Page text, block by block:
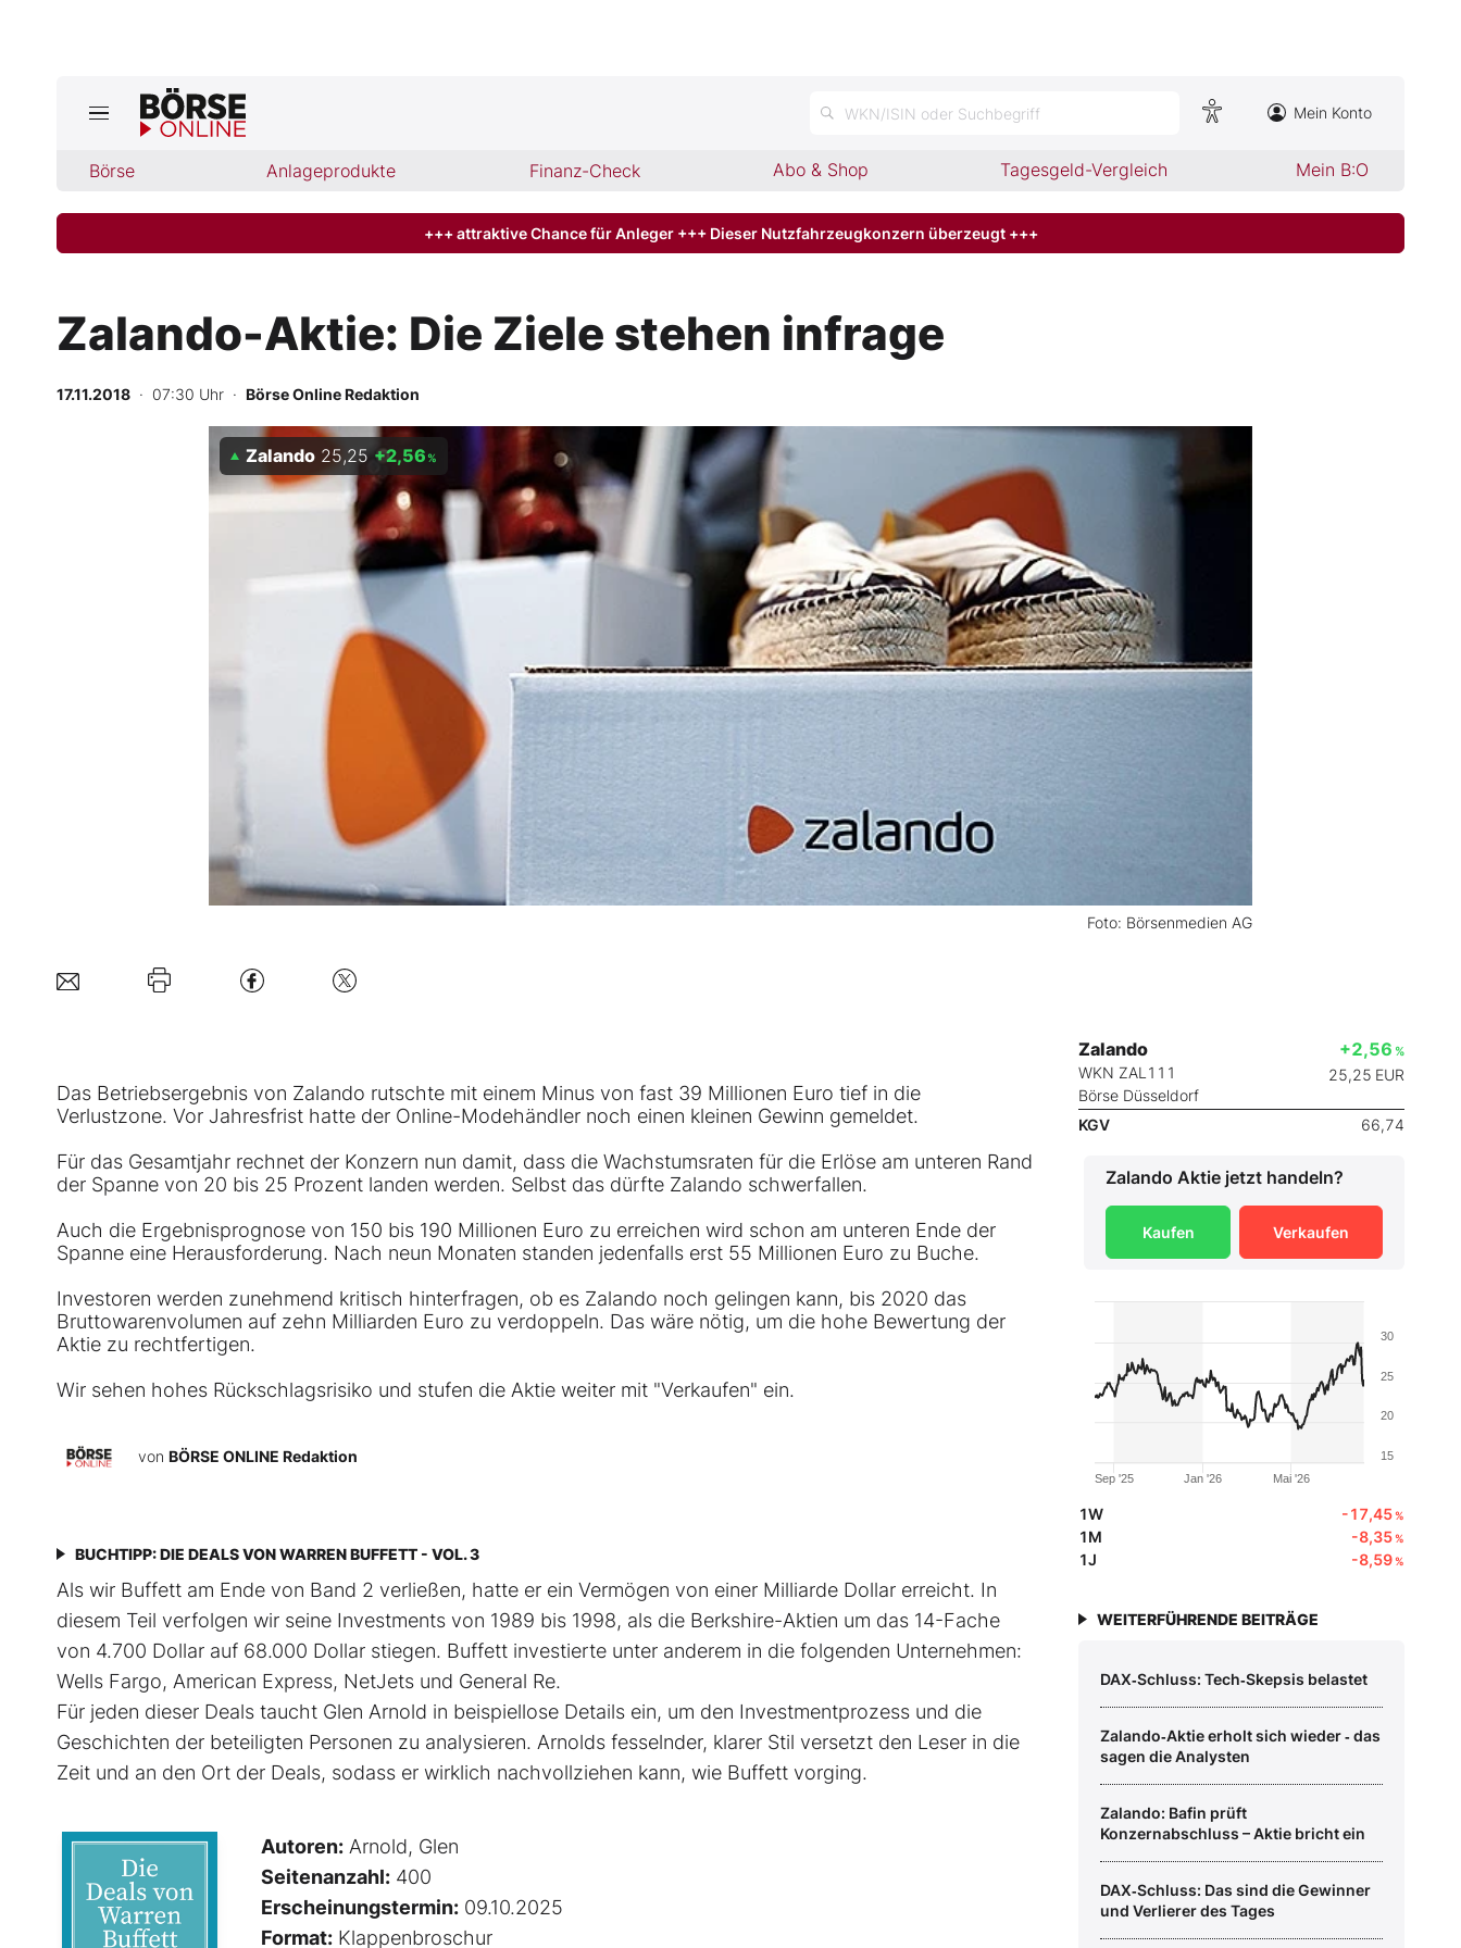
WKN/ISIN oder Suchbegriff Mein Konto
Börse Anlageprodukte Finanz-Check Abo & Shop Tagesgeld-Vergleich Mein B:O
Jetzt aktuelle Ausgabe BÖRSE ONLINE lesen
Finanz-Check
Abo & Shop
BO-Musterdepots
+++ attraktive Chance für Anleger +++ Dieser Nutzfahrzeugkonzern überzeugt +++
Zalando-Aktie: Die Ziele stehen infrage
17.11.2018 · 07:30 Uhr · Börse Online Redaktion
Foto: Börsenmedien AG
Zalando 25,25 +2,56 %
Das Betriebsergebnis von Zalando rutschte mit einem Minus von fast 39 Millionen Euro tief in die
Verlustzone. Vor Jahresfrist hatte der Online-Modehändler noch einen kleinen Gewinn gemeldet.
Für das Gesamtjahr rechnet der Konzern nun damit, dass die Wachstumsraten für die Erlöse am unteren Rand
der Spanne von 20 bis 25 Prozent landen werden. Selbst das dürfte Zalando schwerfallen.
Auch die Ergebnisprognose von 150 bis 190 Millionen Euro zu erreichen wird schon am unteren Ende der
Spanne eine Herausforderung. Nach neun Monaten standen jedenfalls erst 55 Millionen Euro zu Buche.
Investoren werden zunehmend kritisch hinterfragen, ob es Zalando noch gelingen kann, bis 2020 das
Bruttowarenvolumen auf zehn Milliarden Euro zu verdoppeln. Das wäre nötig, um die hohe Bewertung der
Aktie zu rechtfertigen.
Wir sehen hohes Rückschlagsrisiko und stufen die Aktie weiter mit "Verkaufen" ein.
von BÖRSE ONLINE Redaktion
BUCHTIPP: DIE DEALS VON WARREN BUFFETT - VOL. 3
Als wir Buffett am Ende von Band 2 verließen, hatte er ein Vermögen von einer Milliarde Dollar erreicht. In
diesem Teil verfolgen wir seine Investments von 1989 bis 1998, als die Berkshire-Aktien um das 14-­Fache
von 4.700 Dollar auf 68.000 Dollar stiegen. Buffett investierte unter anderem in die folgenden Unternehmen:
Wells Fargo, American Express, NetJets und General Re.
Für jeden dieser Deals taucht Glen Arnold in beispiellose Details ein, um den Investmentprozess und die
Geschichten der beteiligten Personen zu analysieren. Arnolds ­fesselnder, klarer Stil versetzt den Leser in die
Zeit und an den Ort der Deals, sodass er wirklich nachvollziehen kann, wie Buffett vorging.
Autoren: Arnold, Glen
Seitenanzahl: 400
Erscheinungstermin: 09.10.2025
Format: Klappenbroschur
Zalando
WKN ZAL111
Börse Düsseldorf
+2,56 %
25,25 EUR
KGV 66,74
Zalando Aktie jetzt handeln?
Kaufen Verkaufen
Jan '26
Sep '25 Mai '26
15
20
25
30
1W -17,45%
1M -8,35%
1J -8,59%
WEITERFÜHRENDE BEITRÄGE
DAX‑Schluss: Tech‑Skepsis belastet
Zalando‑Aktie erholt sich wieder ‑ das
sagen die Analysten
Zalando: Bafin prüft
Konzernabschluss – Aktie bricht ein
DAX‑Schluss: Das sind die Gewinner
und Verlierer des Tages